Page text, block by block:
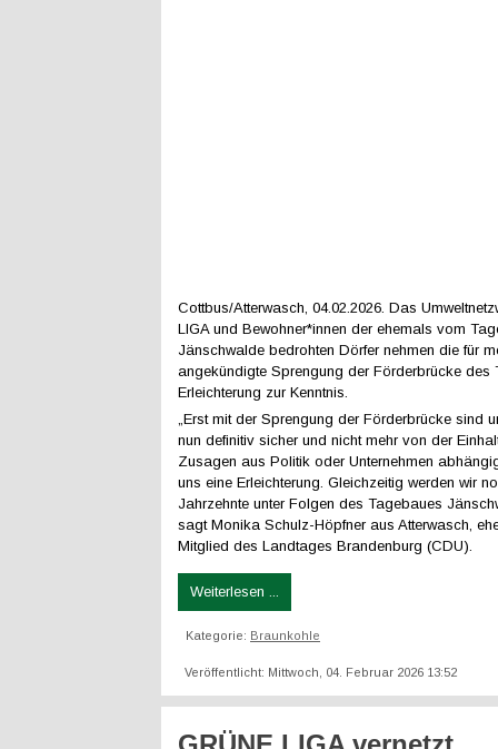
Cottbus/Atterwasch, 04.02.2026. Das
LIGA und Bewohner*innen der ehemals vom
Jänschwalde bedrohten Dörfer nehmen die für
angekündigte Sprengung der Förderbrücke des
Erleichterung zur Kenntnis.
„Erst mit der Sprengung der Förderbrücke sind
nun definitiv sicher und nicht mehr von der
Zusagen aus Politik oder Unternehmen
uns eine Erleichterung. Gleichzeitig werden wir
Jahrzehnte unter Folgen des Tagebaues
sagt Monika Schulz-Höpfner aus Atterwasch,
Mitglied des Landtages Brandenburg (CDU).
Weiterlesen ...
Kategorie: Braunkohle
Veröffentlicht: Mittwoch, 04. Februar 2026 13:52